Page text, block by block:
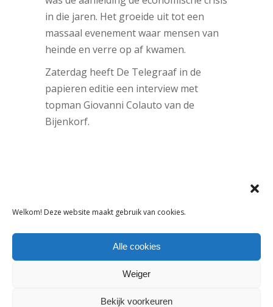
Welkom! Deze website maakt gebruik van cookies.
Alle cookies
Weiger
Bekijk voorkeuren
in die jaren. Het groeide uit tot een
massaal evenement waar mensen van
heinde en verre op af kwamen.
Zaterdag heeft De Telegraaf in de
papieren editie een interview met
topman Giovanni Colauto van de
Bijenkorf.